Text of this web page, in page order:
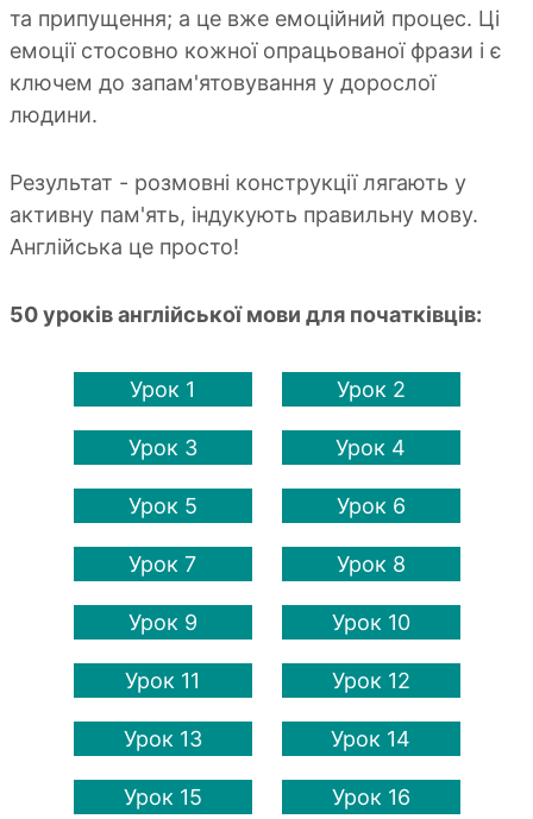
та припущення; а це вже емоційний процес. Ці
емоції стосовно кожної опрацьованої фрази і є
ключем до запам'ятовування у дорослої
людини.
Результат - розмовні конструкції лягають у
активну пам'ять, індукують правильну мову.
Англійська це просто!
50 уроків англійської мови для початківців:
Урок 1 Урок 2
Урок 3 Урок 4
Урок 5 Урок 6
Урок 7 Урок 8
Урок 9 Урок 10
Урок 11 Урок 12
Урок 13 Урок 14
Урок 15 Урок 16